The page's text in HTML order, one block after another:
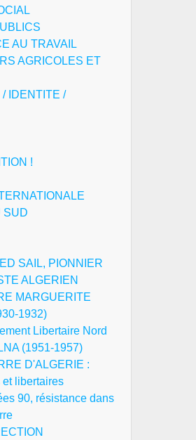
AU TRAVAIL
AGRICOLES ET
/ IDENTITE /
!
SUD
SAIL, PIONNIER
ALGERIEN
MARGUERITE
1932)
Libertaire Nord
(1951-1957)
D'ALGERIE :
et libertaires
90, résistance dans